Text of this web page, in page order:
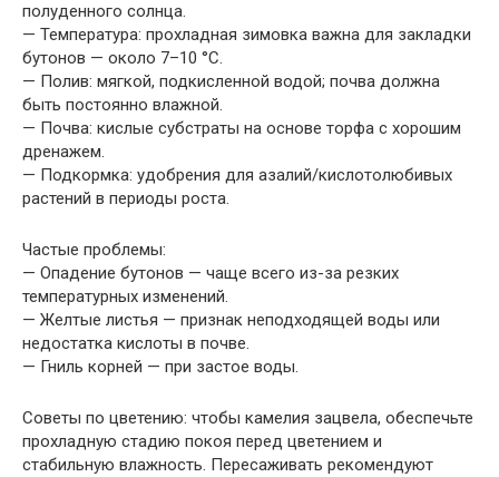
полуденного солнца.
— Температура: прохладная зимовка важна для закладки
бутонов — около 7–10 °C.
— Полив: мягкой, подкисленной водой; почва должна
быть постоянно влажной.
— Почва: кислые субстраты на основе торфа с хорошим
дренажем.
— Подкормка: удобрения для азалий/кислотолюбивых
растений в периоды роста.
Частые проблемы:
— Опадение бутонов — чаще всего из-за резких
температурных изменений.
— Желтые листья — признак неподходящей воды или
недостатка кислоты в почве.
— Гниль корней — при застое воды.
Советы по цветению: чтобы камелия зацвела, обеспечьте
прохладную стадию покоя перед цветением и
стабильную влажность. Пересаживать рекомендуют